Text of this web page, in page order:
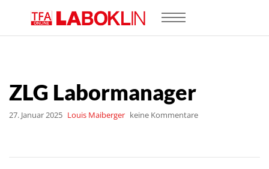
ZLG Labormanager
27. Januar 2025 Louis Maiberger keine Kommentare